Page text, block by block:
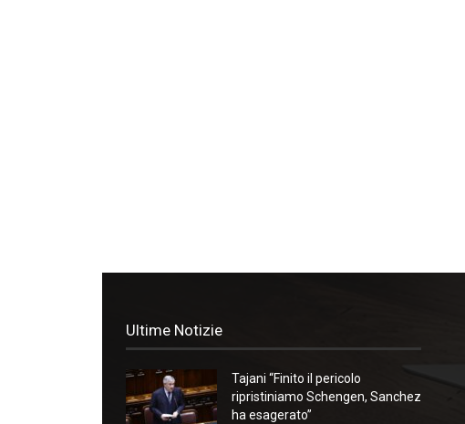
Ultime Notizie
Tajani “Finito il pericolo
ripristiniamo Schengen, Sanchez
ha esagerato”